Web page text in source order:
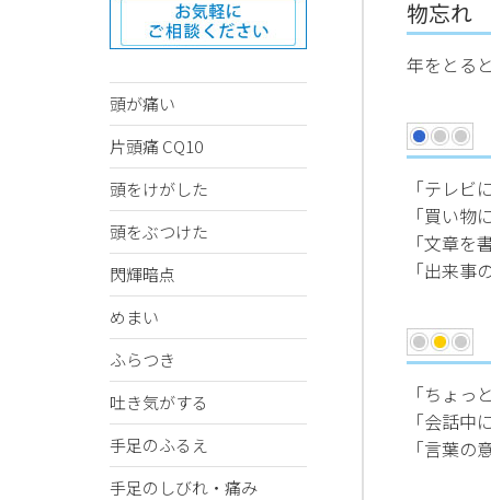
物忘れ
年をとる
「テレ
「買い
「文章
「出来事
「ちょ
「会話中
「言葉
頭が痛い
片頭痛 CQ10
頭をけがした
頭をぶつけた
閃輝暗点
めまい
ふらつき
吐き気がする
手足のふるえ
手足のしびれ・痛み